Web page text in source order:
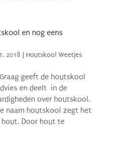
en nog eens
2018| Houtskool Weetjes
geeft de houtskool
en deelt in de
over houtskool.
naam houtskool zegt het
Door hout te